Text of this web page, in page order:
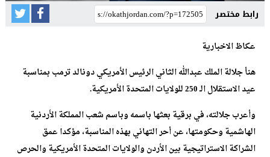
رابط مختصر
عكاظ الاخبارية
هنأ جلالة الملك عبدالله الثاني الرئيس الأمريكي دونالد ترمب بمناسبة
عيد الاستقلال الـ 250 للولايات المتحدة الأمريكية.
وأعرب جلالته، في برقية بعثها باسمه وباسم شعب المملكة الأردنية
الهاشمية وحكومتها، عن أحر التهاني بهذه المناسبة، مؤكدا عمق
الشراكة الاستراتيجية بين الأردن والولايات المتحدة الأمريكية والحرص